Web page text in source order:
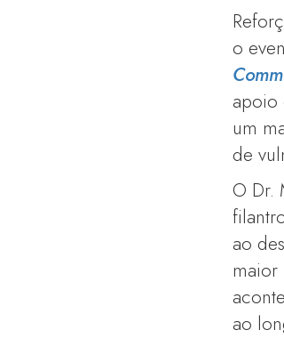
o
apoio
um
de
O Dr.
ao
maior
ao